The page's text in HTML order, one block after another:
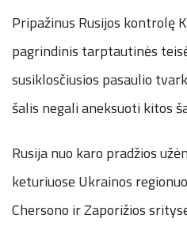
Pripažinus Rusijos kontrolę
pagrindinis tarptautinės
susiklosčiusios pasaulio
šalis negali aneksuoti kitos
Rusija nuo karo pradžios
keturiuose Ukrainos
Chersono ir Zaporižios